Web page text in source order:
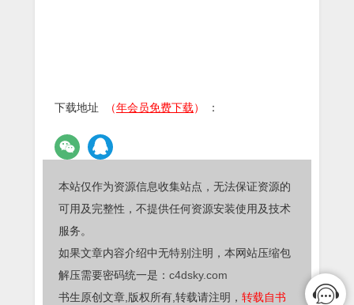
下载地址 （年会员免费下载） ：
本站仅作为资源信息收集站点，无法保证资源的
可用及完整性，不提供任何资源安装使用及技术
服务。
如果文章内容介绍中无特别注明，本网站压缩包
解压需要密码统一是： c4dsky.com
书生原创文章,版权所有,转载请注明， 转载自书